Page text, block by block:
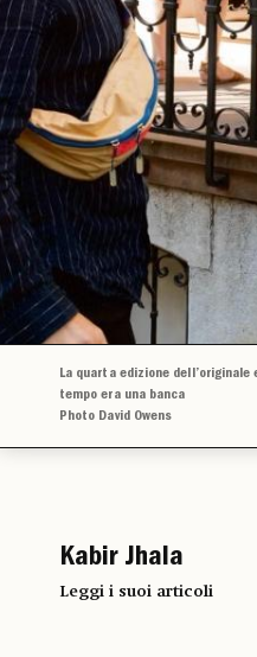
La quarta edizione
tempo era una banca
Photo David Owens
Kabir Jhala
Leggi i suoi articoli